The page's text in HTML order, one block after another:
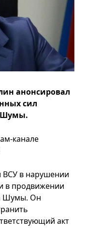
анонсировал
сил
Шумы.
канале
ВСУ в нарушении
в продвижении
Шумы. Он
акт